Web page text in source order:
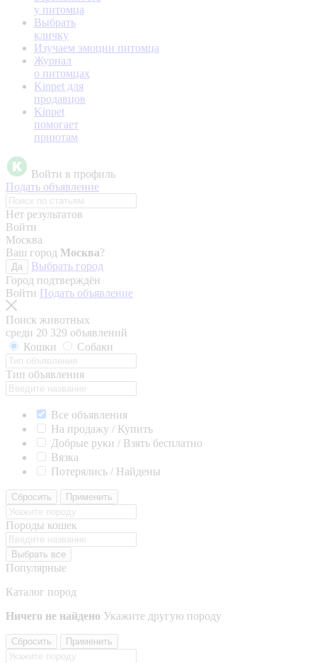
у питомца
Выбрать
кличку
Изучаем эмоции питомца
Журнал
о питомцах
Kinpet для
продавцов
Kinpet
помогает
приютам
Войти в профиль
Подать объявление
Нет результатов
Войти
Москва
Ваш город Москва?
Да
Выбрать город
Город подтверждён
Войти Подать объявление
Поиск животных
среди 20 329 объявлений
Кошки
Собаки
Тип объявления
Все объявления
На продажу / Купить
Добрые руки / Взять бесплатно
Вязка
Потерялись / Найдены
Сбросить Применить
Породы кошек
Выбрать все
Популярные
Каталог пород
Ничего не найдено Укажите другую породу
Сбросить Применить